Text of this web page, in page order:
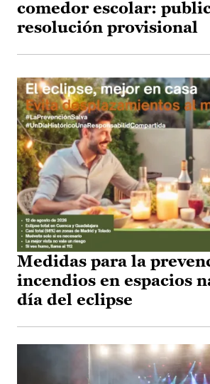
comedor escolar:
resolución provisional
Medidas para la
incendios en espacios
día del eclipse